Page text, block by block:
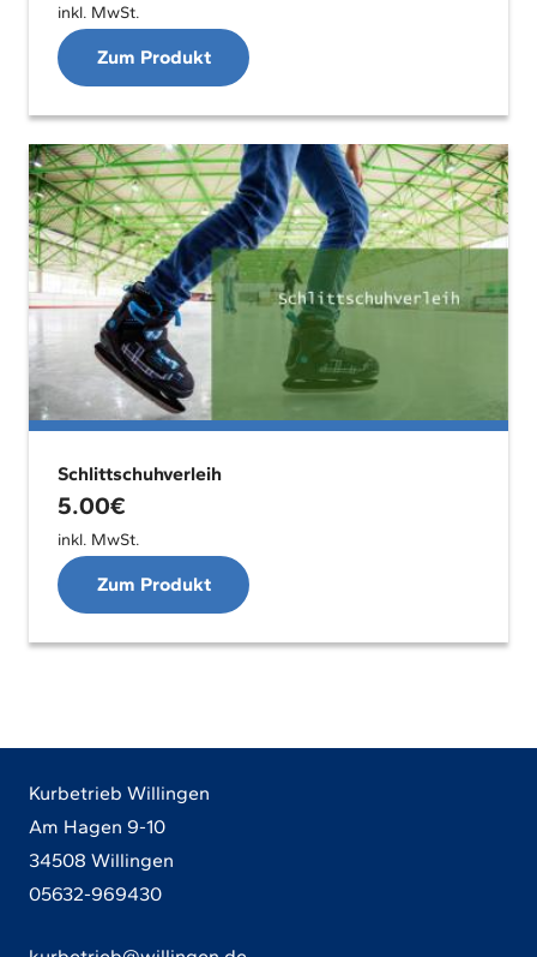
inkl. MwSt.
Zum Produkt
Schlittschuhverleih
5.00€
inkl. MwSt.
Zum Produkt
Kurbetrieb Willingen
Am Hagen 9-10
34508 Willingen
05632-969430